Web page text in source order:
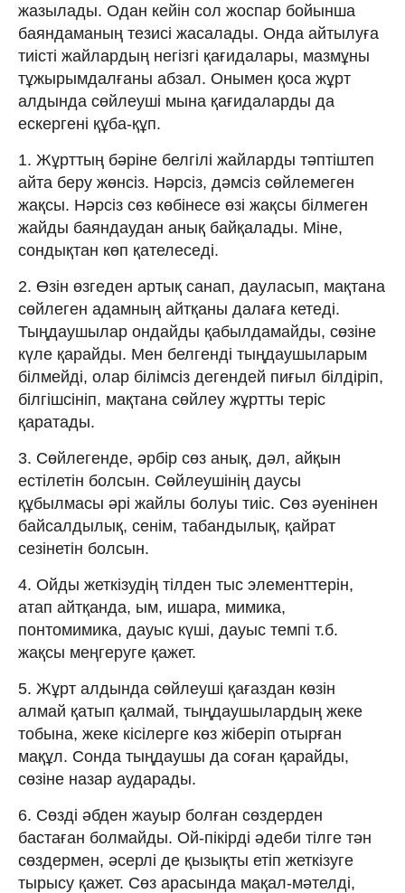
жазылады. Одан кейін сол жоспар бойынша
баяндаманың тезисі жасалады. Онда айтылуға
тиісті жайлардың негізгі қағидалары, мазмұны
тұжырымдалғаны абзал. Онымен қоса жұрт
алдында сөйлеуші мына қағидаларды да
ескергені құба-құп.
1. Жұрттың бәріне белгілі жайларды тәптіштеп
айта беру жөнсіз. Нәрсіз, дәмсіз сөйлемеген
жақсы. Нәрсіз сөз көбінесе өзі жақсы білмеген
жайды баяндаудан анық байқалады. Міне,
сондықтан көп қателеседі.
2. Өзін өзгеден артық санап, дауласып, мақтана
сөйлеген адамның айтқаны далаға кетеді.
Тыңдаушылар ондайды қабылдамайды, сөзіне
күле қарайды. Мен белгенді тыңдаушыларым
білмейді, олар білімсіз дегендей пиғыл білдіріп,
білгішсініп, мақтана сөйлеу жұртты теріс
қаратады.
3. Сөйлегенде, әрбір сөз анық, дәл, айқын
естілетін болсын. Сөйлеушінің даусы
құбылмасы әрі жайлы болуы тиіс. Сөз әуенінен
байсалдылық, сенім, табандылық, қайрат
сезінетін болсын.
4. Ойды жеткізудің тілден тыс элементтерін,
атап айтқанда, ым, ишара, мимика,
понтомимика, дауыс күші, дауыс темпі т.б.
жақсы меңгеруге қажет.
5. Жұрт алдында сөйлеуші қағаздан көзін
алмай қатып қалмай, тыңдаушылардың жеке
тобына, жеке кісілерге көз жіберіп отырған
мақұл. Сонда тыңдаушы да соған қарайды,
сөзіне назар аударады.
6. Сөзді әбден жауыр болған сөздерден
бастаған болмайды. Ой-пікірді әдеби тілге тән
сөздермен, әсерлі де қызықты етіп жеткізуге
тырысу қажет. Сөз арасында мақал-мәтелді,